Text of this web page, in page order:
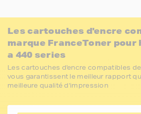
Les cartouches d'encre
marque FranceToner
a 440 series
Les cartouches d'encre compatibles
vous garantissent le meilleur rapport
meilleure qualité d'impression